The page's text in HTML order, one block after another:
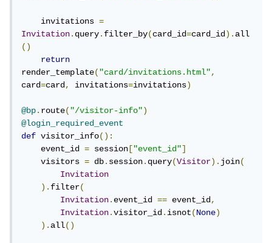
    invitations
=
Invitation.query.filter_by(card_id=card_id).all
()
return
render_template("card/invitations.html",
card=card, invitations=invitations)
@bp.route("/visitor-info")
@login_required_event
def visitor_info():
    event_id
= session ["event_id"]
    visitors
= db.session.query(Visitor).join(
Invitation
).filter(
Invitation.event_id == event_id,
Invitation.visitor_id.isnot(None)
).all()